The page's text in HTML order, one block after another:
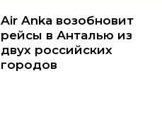
Air Anka возобновит
рейсы в Анталью из
двух российских
городов